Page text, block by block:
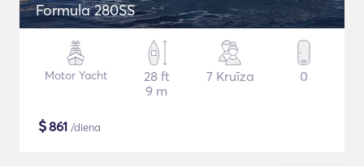
Formula 280SS
Motor Yacht
28 ft
9 m
7 Kruīza 0
$861 /diena